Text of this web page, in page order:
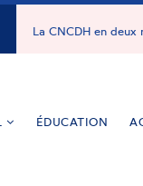
La CNCDH en deux
ÉDUCATION